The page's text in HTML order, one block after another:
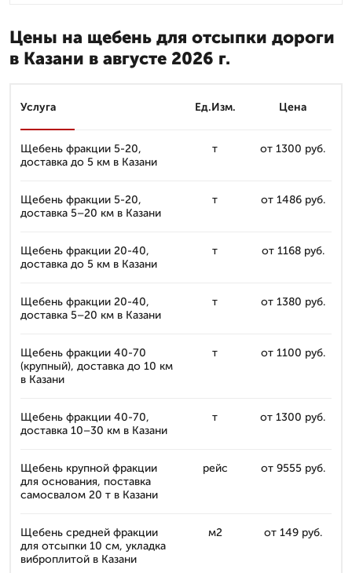
Цены на щебень для отсыпки дороги
в Казани в августе 2026 г.
Услуга Ед.Изм. Цена
Щебень фракции 5-20,
доставка до 5 км в Казани
т от 1300 руб.
Щебень фракции 5-20,
доставка 5–20 км в Казани
т от 1486 руб.
Щебень фракции 20-40,
доставка до 5 км в Казани
т от 1168 руб.
Щебень фракции 20-40,
доставка 5–20 км в Казани
т от 1380 руб.
Щебень фракции 40-70
(крупный), доставка до 10 км
в Казани
т от 1100 руб.
Щебень фракции 40-70,
доставка 10–30 км в Казани
т от 1300 руб.
Щебень крупной фракции
для основания, поставка
самосвалом 20 т в Казани
рейс от 9555 руб.
Щебень средней фракции
для отсыпки 10 см, укладка
виброплитой в Казани
м2 от 149 руб.